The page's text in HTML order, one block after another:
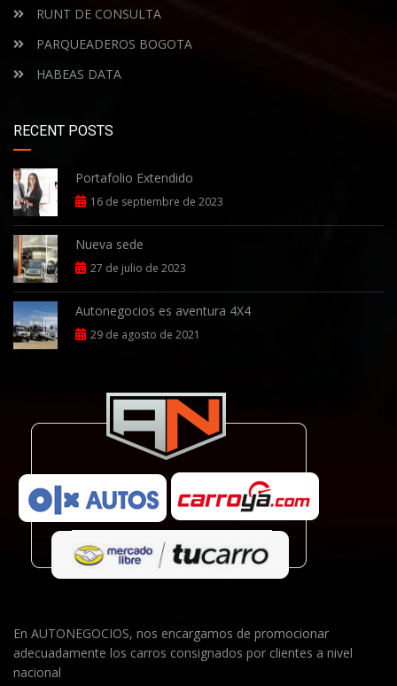
RUNT DE CONSULTA
PARQUEADEROS BOGOTA
HABEAS DATA
RECENT POSTS
Portafolio Extendido
16 de septiembre de 2023
Nueva sede
27 de julio de 2023
Autonegocios es aventura 4X4
29 de agosto de 2021
En AUTONEGOCIOS, nos encargamos de promocionar
adecuadamente los carros consignados por clientes a nivel
nacional